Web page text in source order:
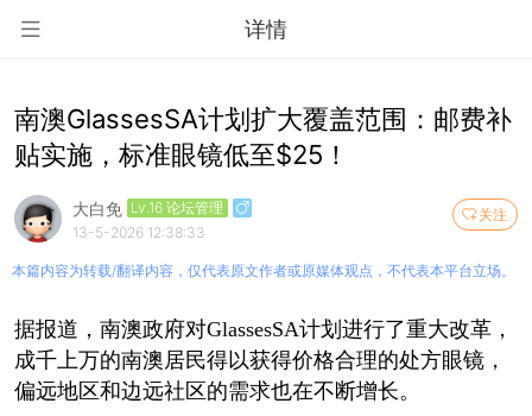
详情
南澳GlassesSA计划扩大覆盖范围：邮费补
贴实施，标准眼镜低至$25！
关注
大白免 Lv.16 论坛管理
13-5-2026 12:38:33
本篇内容为转载/翻译内容，仅代表原文作者或原媒体观点，不代表本平台立场。
据报道，南澳政府对GlassesSA计划进行了重大改革，
成千上万的南澳居民得以获得价格合理的处方眼镜，
偏远地区和边远社区的需求也在不断增长。